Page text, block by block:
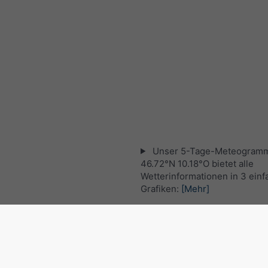
Unser 5-Tage-
46.72°N 10.18°O bietet alle
Wetterinformationen in 3
Grafiken: [Mehr]